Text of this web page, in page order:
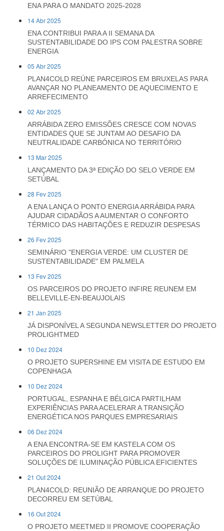
ENA PARA O MANDATO 2025-2028
14 Abr 2025
ENA CONTRIBUI PARA A II SEMANA DA
SUSTENTABILIDADE DO IPS COM PALESTRA SOBRE
ENERGIA
05 Abr 2025
PLAN4COLD REÚNE PARCEIROS EM BRUXELAS PARA
AVANÇAR NO PLANEAMENTO DE AQUECIMENTO E
ARREFECIMENTO
02 Abr 2025
ARRÁBIDA ZERO EMISSÕES CRESCE COM NOVAS
ENTIDADES QUE SE JUNTAM AO DESAFIO DA
NEUTRALIDADE CARBÓNICA NO TERRITÓRIO
13 Mar 2025
LANÇAMENTO DA 3ª EDIÇÃO DO SELO VERDE EM
SETÚBAL
28 Fev 2025
A ENA LANÇA O PONTO ENERGIA ARRÁBIDA PARA
AJUDAR CIDADÃOS A AUMENTAR O CONFORTO
TÉRMICO DAS HABITAÇÕES E REDUZIR DESPESAS
26 Fev 2025
SEMINÁRIO "ENERGIA VERDE: UM CLUSTER DE
SUSTENTABILIDADE" EM PALMELA
13 Fev 2025
OS PARCEIROS DO PROJETO INFIRE REUNEM EM
BELLEVILLE-EN-BEAUJOLAIS
21 Jan 2025
JÁ DISPONÍVEL A SEGUNDA NEWSLETTER DO PROJETO
PROLIGHTMED
10 Dez 2024
O PROJETO SUPERSHINE EM VISITA DE ESTUDO EM
COPENHAGA
10 Dez 2024
PORTUGAL, ESPANHA E BÉLGICA PARTILHAM
EXPERIÊNCIAS PARA ACELERAR A TRANSIÇÃO
ENERGÉTICA NOS PARQUES EMPRESARIAIS
06 Dez 2024
A ENA ENCONTRA-SE EM KASTELA COM OS
PARCEIROS DO PROLIGHT PARA PROMOVER
SOLUÇÕES DE ILUMINAÇÃO PÚBLICA EFICIENTES
21 Out 2024
PLAN4COLD: REUNIÃO DE ARRANQUE DO PROJETO
DECORREU EM SETÚBAL
16 Out 2024
O PROJETO MEETMED II PROMOVE COOPERAÇÃO